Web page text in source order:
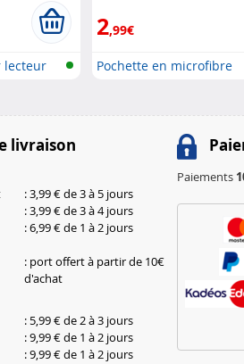
lecteur
2,99€
Pochette en microfibre
livraison
: 3,99 € de 3 à 5 jours
: 3,99 € de 3 à 4 jours
: 6,99 € de 1 à 2 jours
: port offert à partir de 10€
d'achat
: 5,99 € de 2 à 3 jours
: 9,99 € de 1 à 2 jours
: 9,99 € de 1 à 2 jours
Paiements